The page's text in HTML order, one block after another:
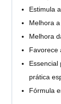
Estimula
Melhora
Melhora
Favorece
Essencial
prática
Fórmula